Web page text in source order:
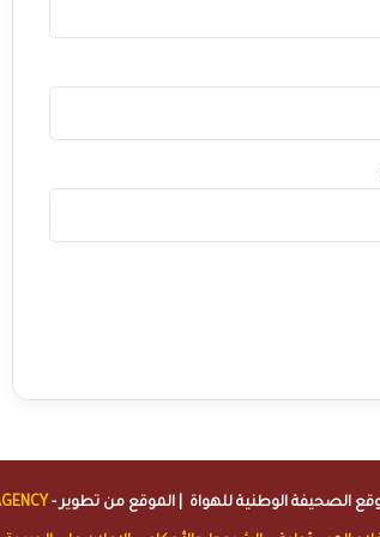
الصحيفة الوطنية للهواة | الموقع من تطوير -